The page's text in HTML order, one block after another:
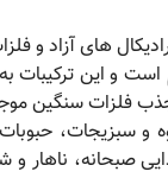
رادیکال های آزاد
است و این ترکیبات
فلزات سنگین
و سبزیجات،
صبحانه، ناهار